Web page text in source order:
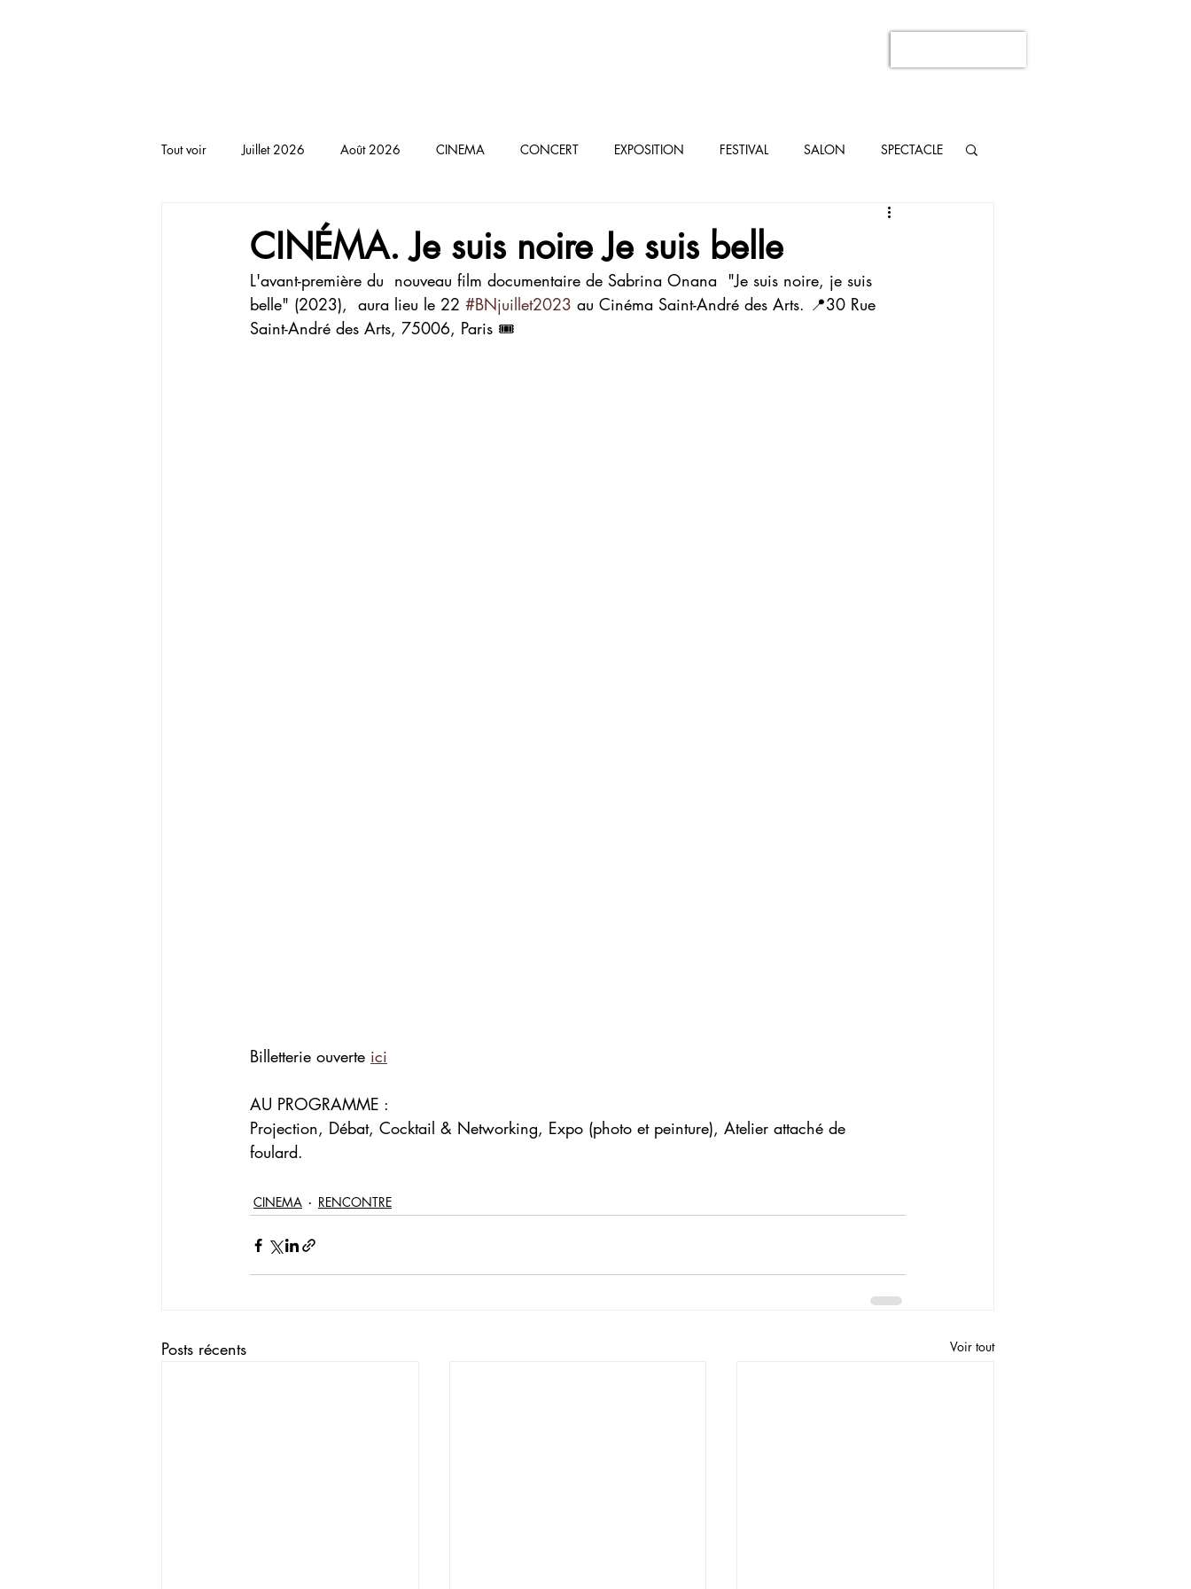
Tout voir Juillet 2026 Août 2026 CINEMA CONCERT EXPOSITION FESTIVAL SALON SPECTACLE
THEATRE
CINÉMA. Je suis noire Je suis belle
L'avant-première du  nouveau film documentaire de Sabrina Onana  "Je suis noire, je suis
belle" (2023),  aura lieu le 22 #BNjuillet2023 au Cinéma Saint-André des Arts. 📍30 Rue
Saint-André des Arts, 75006, Paris 🎟️
Billetterie ouverte ici
AU PROGRAMME :
Projection, Débat, Cocktail & Networking, Expo (photo et peinture), Atelier attaché de
foulard.
CINEMA RENCONTRE
Posts récents Voir tout